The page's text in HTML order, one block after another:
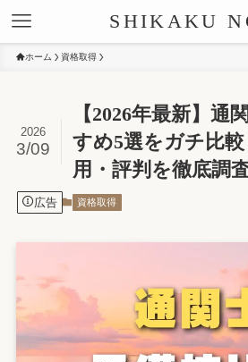
SHIKAKU
ホーム 資格取得
【2026年最新】通
すめ5選をガチ比
用・評判を徹底調査
2026
3/09
広告 資格取得